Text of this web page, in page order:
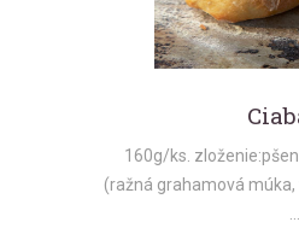
160g/ks.
(ražná grahamová